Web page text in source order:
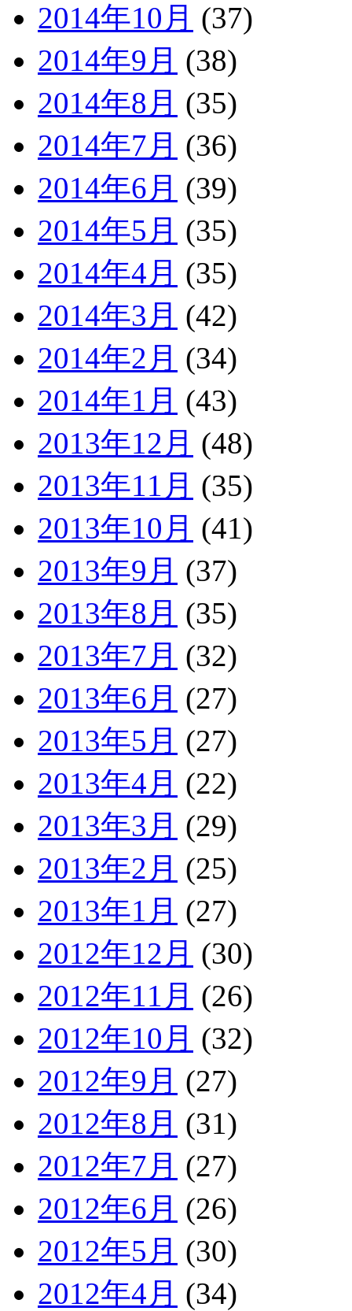
2014年10月 (37)
2014年9月 (38)
2014年8月 (35)
2014年7月 (36)
2014年6月 (39)
2014年5月 (35)
2014年4月 (35)
2014年3月 (42)
2014年2月 (34)
2014年1月 (43)
2013年12月 (48)
2013年11月 (35)
2013年10月 (41)
2013年9月 (37)
2013年8月 (35)
2013年7月 (32)
2013年6月 (27)
2013年5月 (27)
2013年4月 (22)
2013年3月 (29)
2013年2月 (25)
2013年1月 (27)
2012年12月 (30)
2012年11月 (26)
2012年10月 (32)
2012年9月 (27)
2012年8月 (31)
2012年7月 (27)
2012年6月 (26)
2012年5月 (30)
2012年4月 (34)